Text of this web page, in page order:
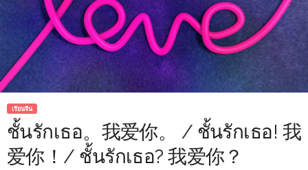
เรียนจีน
ชั้นรักเธอ。我爱你。 / ชั้นรักเธอ! 我
爱你！/ ชั้นรักเธอ? 我爱你？